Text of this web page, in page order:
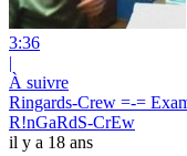
3:36
|
À suivre
Ringards-Crew =-=
R!nGaRdS-CrEw
il y a 18 ans